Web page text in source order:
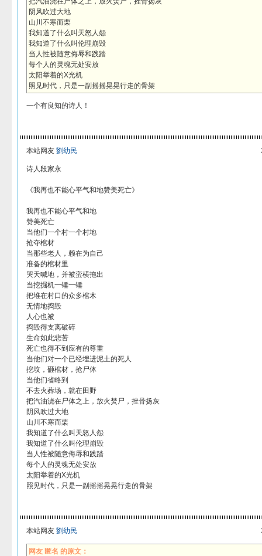
阴风吹过大地
山川不寒而栗
我知道了什么叫天怒人怨
我知道了什么叫伦理崩毁
当人性被随意侮辱和践踏
每个人的灵魂无处安放
太阳举着的X光机
照见时代，只是一副摇摇晃晃行走的骨架
一个有良知的诗人！
本站网友 劉幼民
诗人段家永
《我再也不能心平气和地赞美死亡》
我再也不能心平气和地
赞美死亡
当他们一个村一个村地
抢夺棺材
当那些老人，赖在为自己
准备的棺材里
哭天喊地，并被蛮横拖出
当挖掘机一锤一锤
把堆在村口的众多棺木
无情地捣毁
人心也被
捣毁得支离破碎
生命如此悲苦
死亡也得不到应有的尊重
当他们对一个已经埋进泥土的死人
挖坟，砸棺材，抢尸体
当他们省略到
不去火葬场，就在田野
把汽油浇在尸体之上，放火焚尸，挫骨扬灰
阴风吹过大地
山川不寒而栗
我知道了什么叫天怒人怨
我知道了什么叫伦理崩毁
当人性被随意侮辱和践踏
每个人的灵魂无处安放
太阳举着的X光机
照见时代，只是一副摇摇晃晃行走的骨架
本站网友 劉幼民
网友 匿名 的原文：